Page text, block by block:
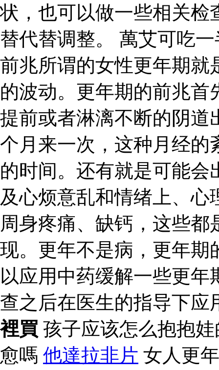
状，也可以做一些相关检
替代替调整。 萬艾可吃
前兆所谓的女性更年期就
的波动。更年期的前兆
提前或者淋漓不断的阴道
个月来一次，这种月经的
的时间。还有就是可能
及心烦意乱和情绪上、
周身疼痛、缺钙，这些
现。更年不是病，更年期
以应用中药缓解一些更
查之后在医生的指导下
裡買 孩子应该怎么抱抱
愈嗎 他達拉非片 女人更